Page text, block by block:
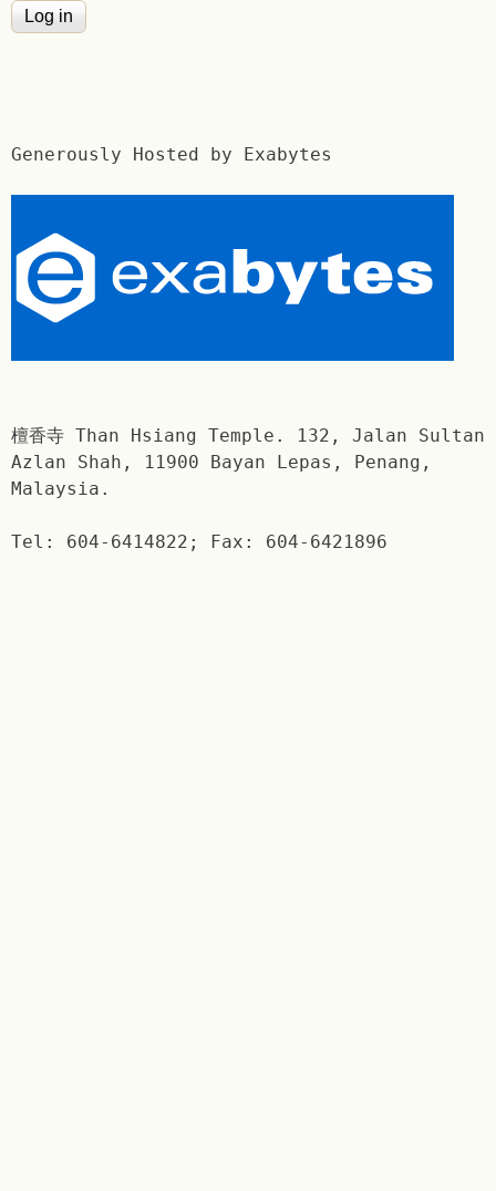
Generously Hosted by Exabytes
檀香寺 Than Hsiang Temple. 132, Jalan Sultan
Azlan Shah, 11900 Bayan Lepas, Penang,
Malaysia.
Tel: 604-6414822; Fax: 604-6421896